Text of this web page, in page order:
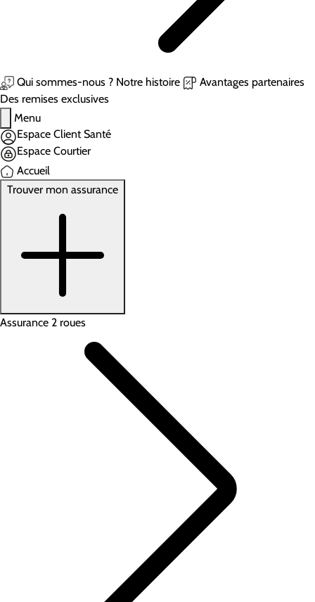
Qui sommes-nous ? Notre histoire
Avantages partenaires
Des remises exclusives
Menu
Espace Client Santé
Espace Courtier
Accueil
Trouver mon assurance
Assurance 2 roues